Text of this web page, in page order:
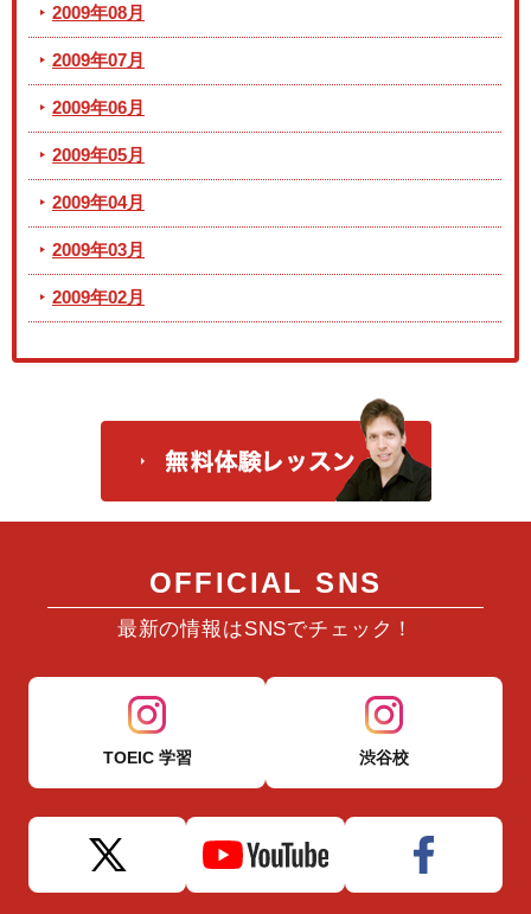
2009年08月
2009年07月
2009年06月
2009年05月
2009年04月
2009年03月
2009年02月
OFFICIAL SNS
最新の情報はSNSでチェック！
TOEIC 学習 渋谷校